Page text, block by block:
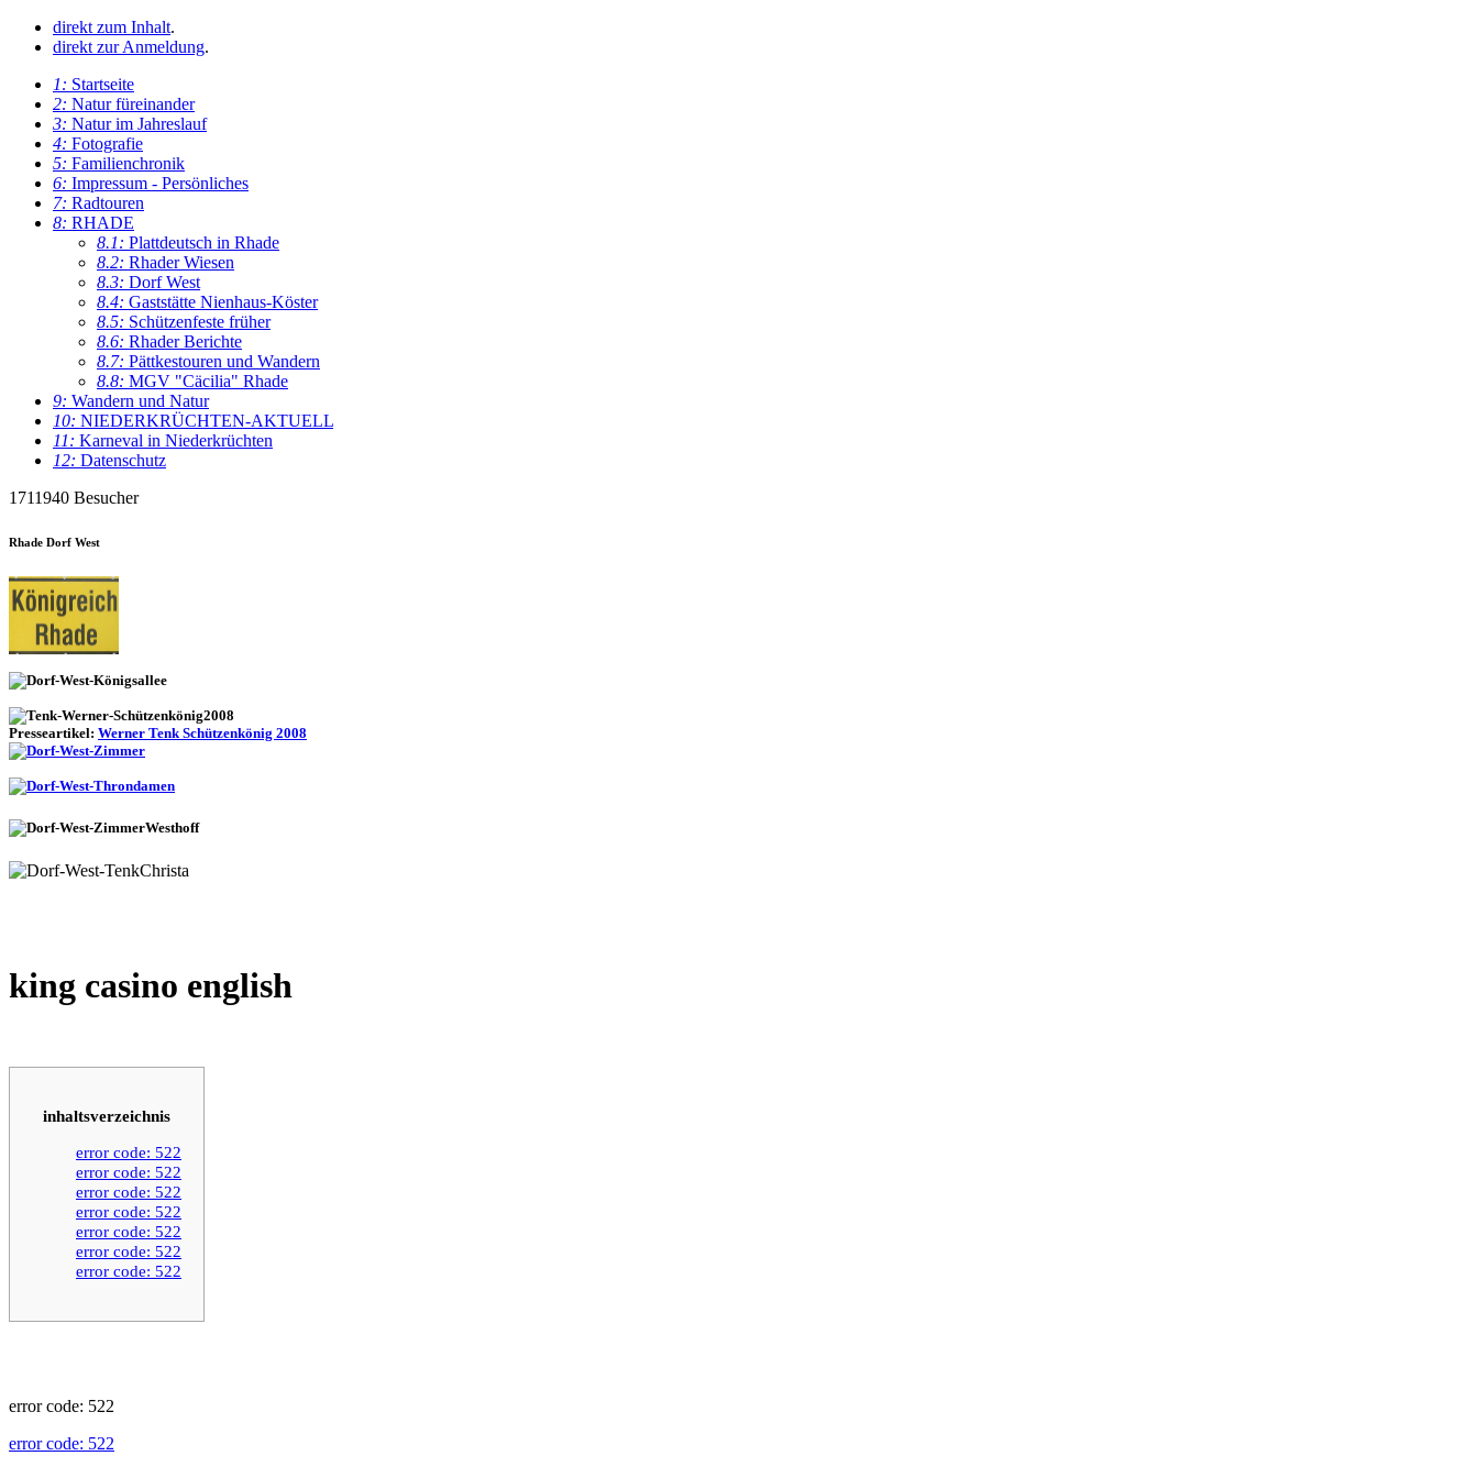
direkt zum Inhalt.
direkt zur Anmeldung.
1: Startseite
2: Natur füreinander
3: Natur im Jahreslauf
4: Fotografie
5: Familienchronik
6: Impressum - Persönliches
7: Radtouren
8: RHADE
8.1: Plattdeutsch in Rhade
8.2: Rhader Wiesen
8.3: Dorf West
8.4: Gaststätte Nienhaus-Köster
8.5: Schützenfeste früher
8.6: Rhader Berichte
8.7: Pättkestouren und Wandern
8.8: MGV "Cäcilia" Rhade
9: Wandern und Natur
10: NIEDERKRÜCHTEN-AKTUELL
11: Karneval in Niederkrüchten
12: Datenschutz
1711940 Besucher
Rhade Dorf West
Presseartikel: Werner Tenk Schützenkönig 2008
king casino english
inhaltsverzeichnis
error code: 522
error code: 522
error code: 522
error code: 522
error code: 522
error code: 522
error code: 522
error code: 522
error code: 522